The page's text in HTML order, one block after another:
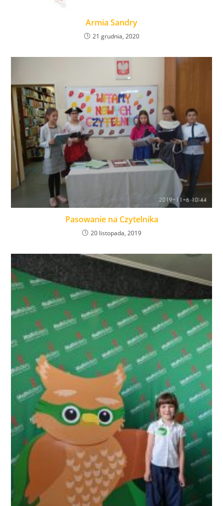
Armia Sandry
21 grudnia, 2020
Pasowanie na Czytelnika
20 listopada, 2019